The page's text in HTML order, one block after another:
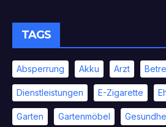
TAGS
Absperrung Akku Arzt
Dienstleistungen E-Zigarette
Garten Gartenmöbel